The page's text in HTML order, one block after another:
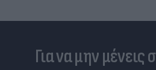
Για να μην μένεις